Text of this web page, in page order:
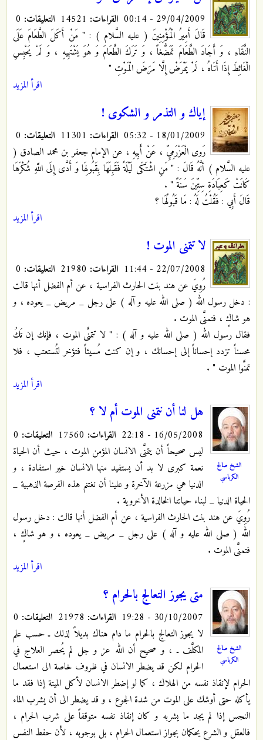
29/04/2009 - 00:14 القراءات: التعليقات:
قَالَ أَمِيرُ الْمُؤْمِنِينَ ( عليه السَّلام ) : " مَنْ أَكَلَ الطَّعَامَ عَلَى
النَّقَاءِ ، وَ أَجَادَ الطَّعَامَ تَمَضُّغاً ، وَ تَرَكَ الطَّعَامَ وَ هُوَ يَشْتَهِيهِ ، وَ لَمْ يَحْبِسِ
الْغَائِطَ إِذَا أَتَاهُ ، لَمْ يَمْرَضْ إِلَّا مَرَضَ الْمَوْتِ "
اقرأ المزيد
إياك و التذمر و الشكوى !
18/01/2009 - 05:32 القراءات: التعليقات:
رَوى الْعَزْرَمِيِّ ، عَنْ أَبِيهِ ، عن الإمام جعفر بن محمد الصادق (
عليه السَّلام ) أنَّهُ قَالَ : " مَنِ اشْتَكَى لَيْلَةً فَقَبِلَهَا بِقَبُولِهَا وَ أَدَّى إِلَى اللَّهِ شُكْرَهَا
كَانَتْ كَعِبَادَةِ سِتِّينَ سَنَةً " .
قَالَ أَبِي : فَقُلْتُ لَهُ : مَا قَبُولُهَا ؟
اقرأ المزيد
لا تتمنى الموت !
22/07/2008 - 11:44 القراءات: التعليقات:
رُوِيَ عن هند بنت الحارث الفراسية ، عن أم الفضل أنها قالت
: دخل رسول الله ( صلى الله عليه و آله ) على رجل _ مريض _ يعوده ، و
هوشاكٍ ، فتمنَّى الموت .
فقال رسول الله ( صلى الله عليه و آله ) : " لا تتمنَّى الموت ، فإنك إن تَكُ
محسناً تزدد إحساناً إلى إحسانك ، و إن كنت مُسيئاً فتؤخر لتُستعتب ، فلا
تمنَّوا الموت " .
اقرأ المزيد
الشيخ صالح
الكرباسي
هل لنا أن نتمنى الموت أم لا ؟
16/05/2008 - 22:18 القراءات: التعليقات:
ليس صحيحاً أن يتمنَّى الانسان المؤمن الموت ، حيث أن الحياة
نعمة كبرى لا بد أن يستفيد منها الانسان خير استفادة ، و
الدنيا هي مزرعة الآخرة و علينا أن نغتنم هذه الفرصة الذهبية _
الحياة الدنيا _ لبناء حياتنا الخالدة الأخروية .
رُوِيَ عن هند بنت الحارث الفراسية ، عن أم الفضل أنها قالت : دخل رسول
الله ( صلى الله عليه و آله ) على رجل _ مريض _ يعوده ، و هوشاكٍ ،
فتمنَّى الموت .
اقرأ المزيد
الشيخ صالح
الكرباسي
متى يجوز التعالج بالحرام ؟
30/10/2007 - 19:28 القراءات: التعليقات:
لا يجوز التعالج بالحرام ما دام هناك بديلاً لذلك ـ حسب علم
المكلَّف ـ ، و صحيح أن الله عز و جل لم يُحصر العلاج في
الحرام لكن قد يضطر الانسان في ظروف خاصة الى استعمال
الحرام لإنقاذ نفسه من الهلاك ، كما لو إضطر الانسان لأكل الميتة إذا فقد ما
يأكله حتى أوشك على الموت من شدة الجوع ، و قد يضطر الى أن يشرب الماء
النجس إذا لم يجد ما يشربه و كان إنقاذ نفسه متوقفاً على شرب الحرام ،
فالعقل و الشرع يحكمان بجواز استعمال الحرام ، بل بوجوبه ، لأن حفط النفس